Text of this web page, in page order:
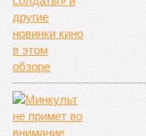
бюджет республики от
содержание. Дивиденды
выплачивались, вся
дороги»
И в самом деле.
вагоны, по первому
повреждённые стихией,